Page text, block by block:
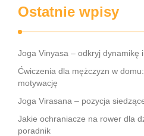
Ostatnie wpisy
Joga Vinyasa – odkryj dynamikę
Ćwiczenia dla mężczyzn w
motywację
Joga Virasana – pozycja
Jakie ochraniacze na rower dla
poradnik